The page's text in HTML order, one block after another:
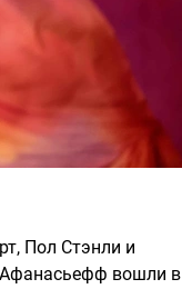
Пол Стэнли и
Афанасьефф вошли в